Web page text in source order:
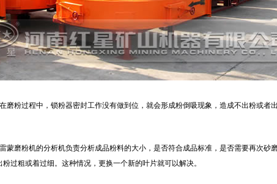
磨粉过程中，锁粉器密封工作没有做到位，就会形成粉倒吸现象，造成不出粉或者
蒙磨粉机的分析机负责分析成品粉料的大小，是否符合成品标准，是否需要再次砂
过粗或着过细。这种情况，更换一个新的叶片就可以解决。